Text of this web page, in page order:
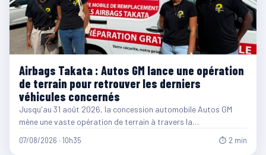
Airbags Takata : Autos GM lance une opération
de terrain pour retrouver les derniers
véhicules concernés
Jusqu'au 31 août 2026, la concession automobile Autos GM
mène une vaste opération de terrain à travers la…
07/08/2026 · 10h35 ⏱ 2 min